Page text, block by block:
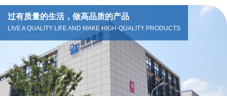
过有质量的生活，做高品质的产品
LIVE A QUALITY LIFE AND MAKE HIGH-QUALITY PRODUCTS